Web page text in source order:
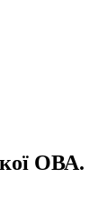
ОВА.